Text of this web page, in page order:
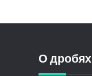
О дробях